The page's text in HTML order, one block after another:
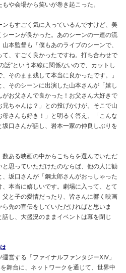
や会場から笑いが巻き起こった。
もすごく気に入っているんですけど、美
ーンが良かった。あのシーンの一連の流
本監督も「僕もあのライブのシーンで、
、すごく良かったですね。打ち合わせで
話”という本線に関係ないので、カットし
そのまま残して本当に良かったです。」
そのシーンに出演した山本さんが「嬉し
お父さんで良かった！お父さん大好きで
ちゃんは？」との投げかけが。そこで山
さんも好き！」と明るく答え、「こんな
口さんが話し、岩本一家の仲良しぶりを
ある映画の中からこちらを選んでいただ
思っていただけたのならば、他の人に勧
坂口さんが「鋼太郎さんがおっしゃった
本当に嬉しいです。劇場に入って、とて
と子の愛情だったり、皆さんに響く映画
先の宣伝をしていただければと思いま
し、大盛況のままイベントは幕を閉じ
営する「ファイナルファンタジーXIV」
舞台に、ネットワークを通じて、世界中